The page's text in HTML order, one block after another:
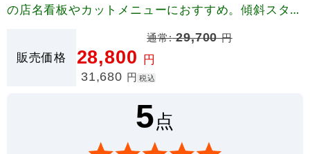
の店名看板やカットメニューにおすすめ。傾斜スタイ
販売価格
通常:29,700円
28,800 円
31,680 円 税込
5点